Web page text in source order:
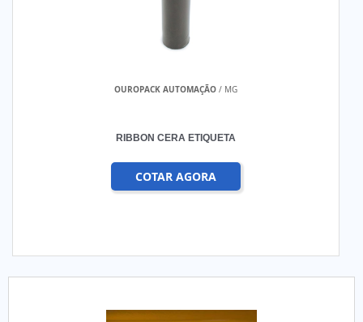
OUROPACK AUTOMAÇÃO / MG
RIBBON CERA ETIQUETA
COTAR AGORA